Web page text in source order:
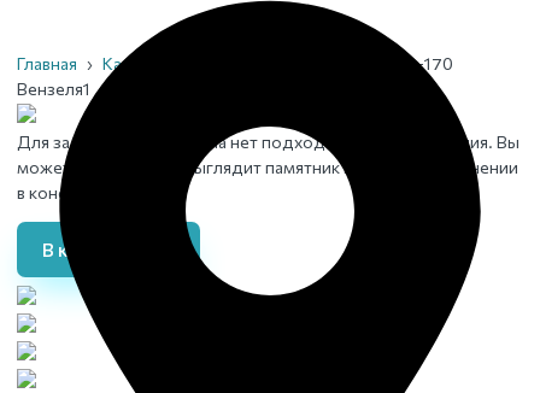
Главная › Каталог
Модель Фрез-170
Вензеля1
Для заданного материала нет подходящего изображения. Вы
можете увидеть, как выглядит памятник в данном исполнении
в конструкторе
В конструктор